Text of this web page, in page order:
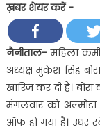
ख़बर शेयर करें -
नैनीताल-महिला
अध्यक्ष मुकेश सिंह
खारिज कर दी है।
मंगलवार को
ऑफ हो गया है। उधर